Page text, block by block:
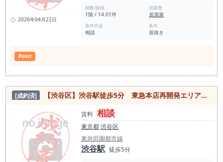
2026年04月22日
階数/面積
1階 / 14.01坪
現業態
居酒屋
造作代金
相談
条件
居抜き
Point
[成約済] 【渋谷区】渋谷駅徒歩5分 東急本店再開発エリア目の前！道路前面ガラス貼り内装美麗な居抜き物件
賃料 相談
東京都渋谷区
東急田園都市線
渋谷駅 徒歩5分